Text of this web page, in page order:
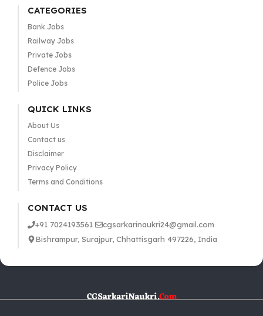
CATEGORIES
Bank Jobs
Railway Jobs
Private Jobs
Defence Jobs
Police Jobs
QUICK LINKS
About Us
Contact us
Disclaimer
Privacy Policy
Terms and Conditions
CONTACT US
+91 7024193561
cgsarkarinaukri24@gmail.com
Bishrampur, Surajpur, Chhattisgarh 497226, India